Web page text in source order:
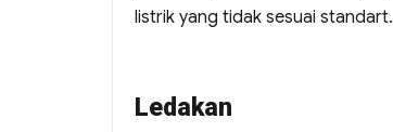
listrik yang tidak sesuai standart.
Ledakan